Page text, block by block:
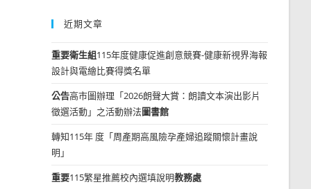
近期文章
重要衛生組115年度健康促進創意競賽-健康新視界海報
設計與電繪比賽得獎名單
公告高市圖辦理「2026朗聲大賞：朗讀文本演出影片
徵選活動」之活動辦法圖書館
轉知115年 度「周產期高風險孕產婦追蹤關懷計畫說
明」
重要115繁星推薦校內選填說明教務處